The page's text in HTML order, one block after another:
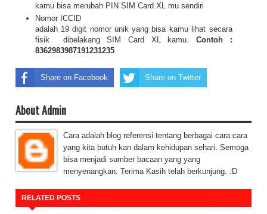
kamu bisa merubah PIN SIM Card XL mu sendiri
Nomor ICCID
adalah 19 digit nomor unik yang bisa kamu lihat secara
fisik dibelakang SIM Card XL kamu. Contoh :
8362983987191231235
Share on Facebook Share on Twitter
About Admin
Cara adalah blog referensi tentang berbagai cara cara
yang kita butuh kan dalam kehidupan sehari. Semoga
bisa menjadi sumber bacaan yang yang
menyenangkan. Terima Kasih telah berkunjung. :D
RELATED POSTS